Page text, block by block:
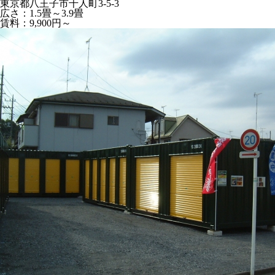
東京都八王子市千人町3-5-3
広さ：1.5畳～3.9畳
賃料：9,900円～